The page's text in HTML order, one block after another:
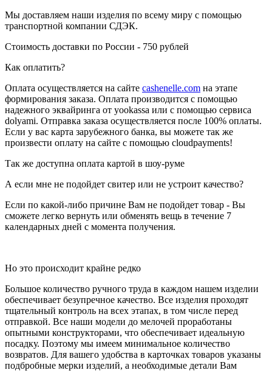
Мы доставляем наши изделия по всему миру с помощью
транспортной компании СДЭК.
Стоимость доставки по России - 750 рублей
Как оплатить?
Оплата осуществляется на сайте cashenelle.com на этапе
формирования заказа. Оплата производится с помощью
надежного эквайринга от yookassa или с помощью сервиса
dolyami. Отправка заказа осуществляется после 100% оплаты.
Если у вас карта зарубежного банка, вы можете так же
произвести оплату на сайте с помощью cloudpayments!
Так же доступна оплата картой в шоу-руме
А если мне не подойдет свитер или не устроит качество?
Если по какой-либо причине Вам не подойдет товар - Вы
сможете легко вернуть или обменять вещь в течение 7
календарных дней с момента получения.
Но это происходит крайне редко
Большое количество ручного труда в каждом нашем изделии
обеспечивает безупречное качество. Все изделия проходят
тщательный контроль на всех этапах, в том числе перед
отправкой. Все наши модели до мелочей проработаны
опытными конструкторами, что обеспечивает идеальную
посадку. Поэтому мы имеем минимальное количество
возвратов. Для вашего удобства в карточках товаров указаны
подбробные мерки изделий, а необходимые детали Вам